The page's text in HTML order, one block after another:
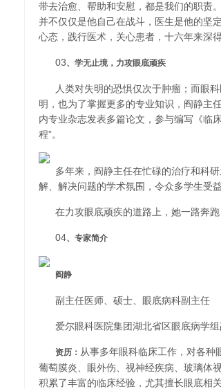
带去治愈、帮助和安慰，都是我们的职责
并不仅仅是他自己在战斗，医生是他的坚
心态，践行医术，关心患者，十六年来深得
03、学无止境，力攻眼底顽疾
人类对失明的恐惧仅次于肿瘤；而眼
明，也为了掌握更多的专业知识，阎静主
内专业杂志发表多篇论文，参与编写《临
程”。
多年来，阎静主任在忙碌的治疗和科
解、解决问题的学术氛围，令众多学生受益
在力攻眼底顽疾的道路上，她一路奔
04、专家简介
阎静
副主任医师、硕士、眼底病科副主任
爱尔眼科医院集团湖北省区眼底病学
资历： 从事多年眼科临床工作，对各
葡萄膜炎、眼外伤、视神经疾病、玻璃体
积累了丰富的临床经验，尤其擅长眼底相